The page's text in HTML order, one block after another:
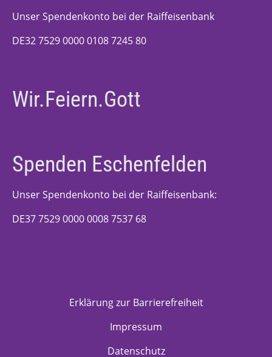
Unser Spendenkonto bei der Raiffeisenbank
DE32 7529 0000 0108 7245 80
Wir.Feiern.Gott
Spenden Eschenfelden
Unser Spendenkonto bei der Raiffeisenbank:
DE37 7529 0000 0008 7537 68
Erklärung zur Barrierefreiheit
Impressum
Datenschutz